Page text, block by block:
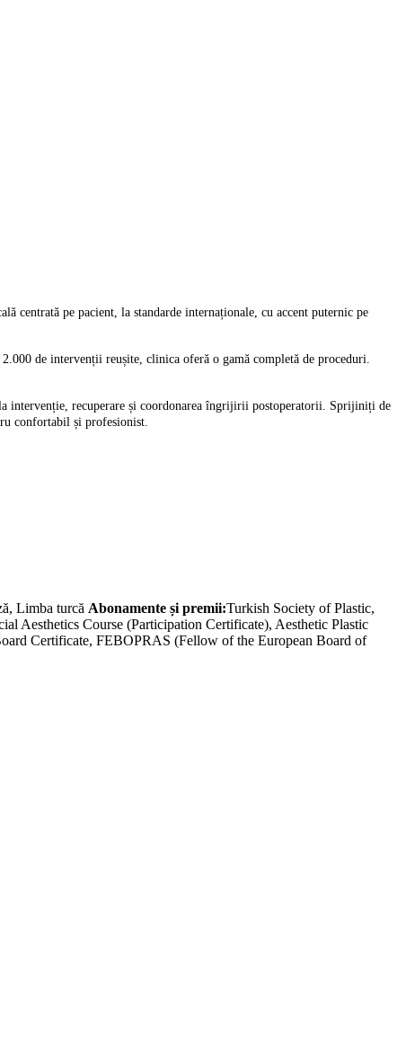
pe pacient, la standarde internaționale, cu accent puternic pe
de intervenții reușite, clinica oferă o gamă completă de proceduri.
intervenție, recuperare și coordonarea îngrijirii postoperatorii. Sprijiniți de
confortabil și profesionist.
Limba turcă Abonamente și premii:Turkish Society of Plastic,
Aesthetics Course (Participation Certificate), Aesthetic Plastic
Certificate, FEBOPRAS (Fellow of the European Board of